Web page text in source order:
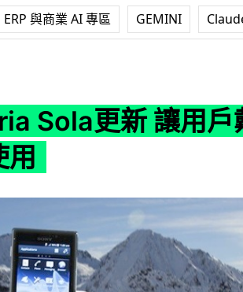
ERP 與商業 AI 專區 GEMINI
Sola更新 讓用戶
用